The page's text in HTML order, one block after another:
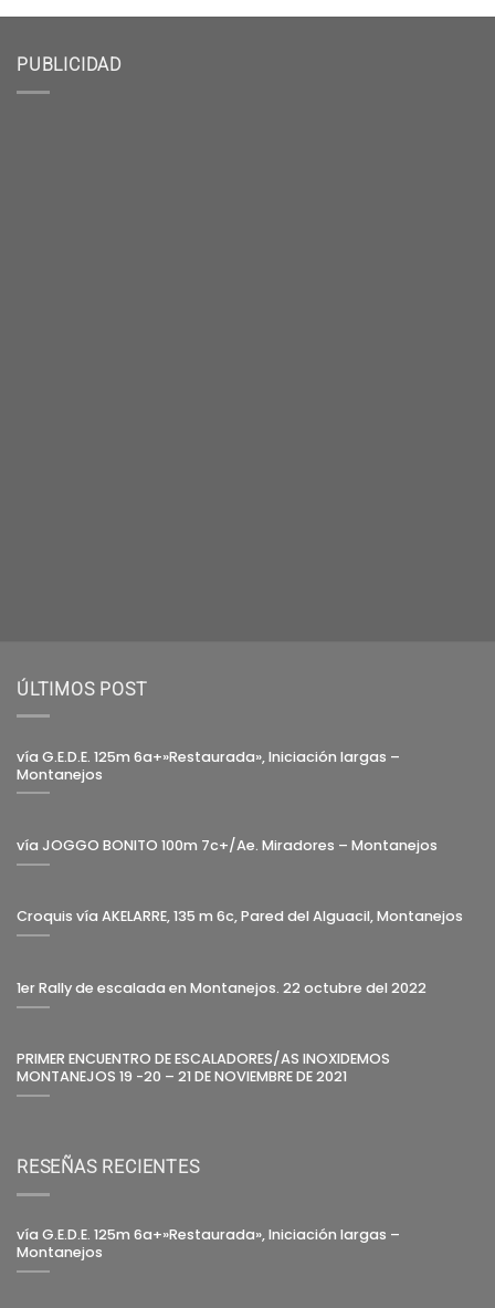
PUBLICIDAD
ÚLTIMOS POST
vía G.E.D.E. 125m 6a+»Restaurada», Iniciación largas –
Montanejos
vía JOGGO BONITO 100m 7c+/Ae. Miradores – Montanejos
Croquis vía AKELARRE, 135 m 6c, Pared del Alguacil, Montanejos
1er Rally de escalada en Montanejos. 22 octubre del 2022
PRIMER ENCUENTRO DE ESCALADORES/AS INOXIDEMOS
MONTANEJOS 19 -20 – 21 DE NOVIEMBRE DE 2021
RESEÑAS RECIENTES
vía G.E.D.E. 125m 6a+»Restaurada», Iniciación largas –
Montanejos